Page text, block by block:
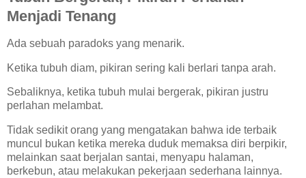
Menjadi Tenang
Ada sebuah paradoks yang menarik.
Ketika tubuh diam, pikiran sering kali berlari tanpa arah.
Sebaliknya, ketika tubuh mulai bergerak, pikiran justru
perlahan melambat.
Tidak sedikit orang yang mengatakan bahwa ide terbaik
muncul bukan ketika mereka duduk memaksa diri berpikir,
melainkan saat berjalan santai, menyapu halaman,
berkebun, atau melakukan pekerjaan sederhana lainnya.